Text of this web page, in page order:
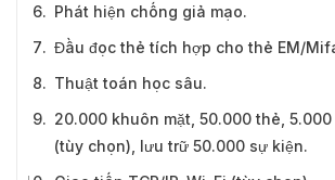
Phát hiện chống giả mạo.
Đầu đọc thẻ tích hợp cho thẻ EM/
Thuật toán học sâu.
20.000 khuôn mặt, 50.000 thẻ,
(tùy chọn), lưu trữ 50.000 sự kiện.